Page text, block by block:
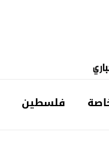
فلسطين